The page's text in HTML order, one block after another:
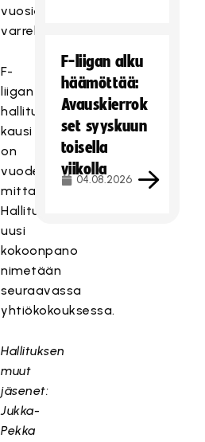
vuosien
varrella.
F-
liigan
hallituksen
kausi
on
vuoden
mittainen.
Hallituksen
uusi
kokoonpano
nimetään
seuraavassa
yhtiökokouksessa.
Hallituksen
muut
jäsenet:
Jukka-
Pekka
F-liigan alku
häämöttää:
Avauskierrok
set syyskuun
toisella
viikolla
04.08.2026